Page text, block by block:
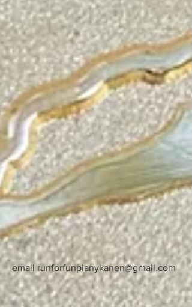
email runforfunpianykanen@gmail.com